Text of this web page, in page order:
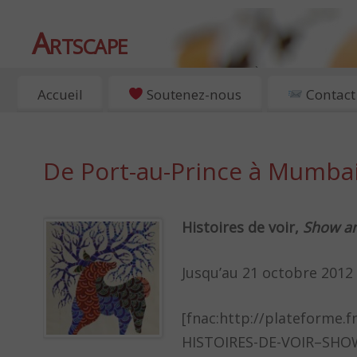
Artscape
EXPOSITIONS, ART ET CULTURE À PARIS
Accueil Soutenez-nous Contact
De Port-au-Prince à
Histoires de voir, Show
Jusqu’au 21 octobre 2012
[fnac:http://
HISTOIRES-DE-